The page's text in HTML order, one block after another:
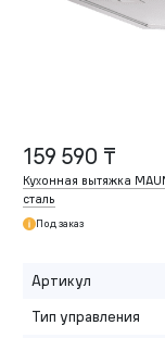
159 590 ₸
Кухонная вытяжка
сталь
Под заказ
Артикул
Тип управления